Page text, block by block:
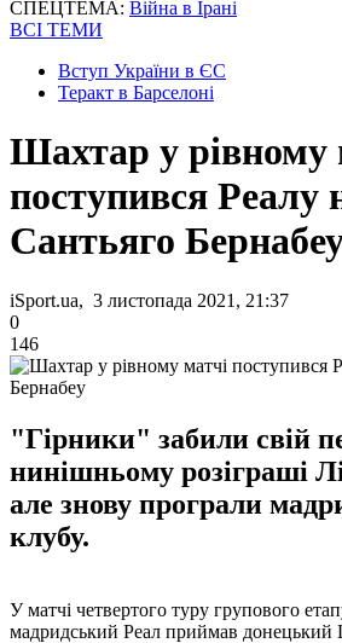
СПЕЦТЕМА: Війна в Ірані
ВСІ ТЕМИ
Вступ України в ЄС
Теракт в Барселоні
Шахтар у рівному
поступився Реалу
Сантьяго
iSport.ua, 3 листопада 2021, 21:37
0
146
"Гірники" забили свій
нинішньому розіграші
але знову програли
клубу.
У матчі четвертого туру групового
мадридський Реал приймав донецький